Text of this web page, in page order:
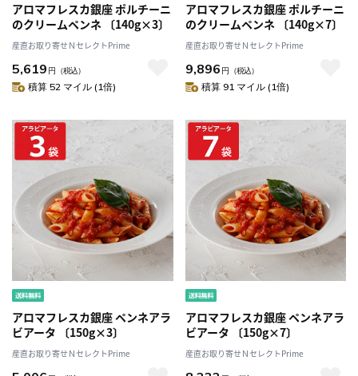
アロマフレスカ銀座 ポルチーニ
のクリームペンネ 〔140g×3〕
産直お取り寄せＮセレクトPrime
5,619 円 （税込）
積算 52 マイル (1倍)
アロマフレスカ銀座 ポルチーニ
のクリームペンネ 〔140g×7〕
産直お取り寄せＮセレクトPrime
9,896 円 （税込）
積算 91 マイル (1倍)
アロマフレスカ銀座 ペンネアラ
ビアータ 〔150g×3〕
産直お取り寄せＮセレクトPrime
アロマフレスカ銀座 ペンネアラ
ビアータ 〔150g×7〕
産直お取り寄せＮセレクトPrime